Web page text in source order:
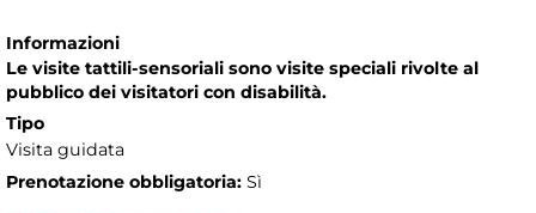
Informazioni
Le visite tattili-sensoriali sono visite speciali rivolte al
pubblico dei visitatori con disabilità.
Tipo
Visita guidata
Prenotazione obbligatoria: Sì